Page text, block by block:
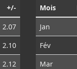
+/-
2.07
2.10
2.12
Mois
Jan
Fév
Mar